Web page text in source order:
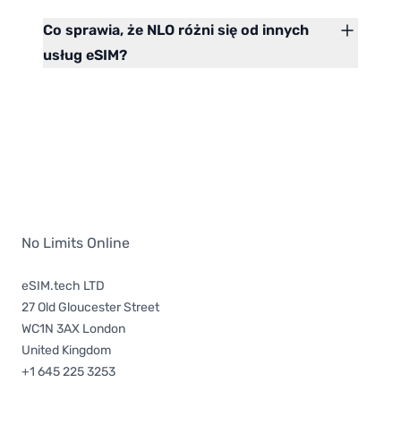
Co sprawia, że NLO różni się od innych
usług eSIM?
No Limits Online
eSIM.tech LTD
27 Old Gloucester Street
WC1N 3AX London
United Kingdom
+1 645 225 3253